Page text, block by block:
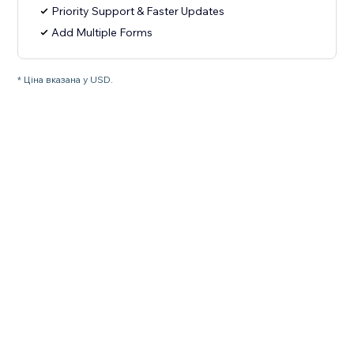
Priority Support & Faster Updates
Add Multiple Forms
* Ціна вказана у USD.